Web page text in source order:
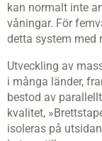
kan normalt inte
våningar. För
detta system med
Utveckling av
i många länder,
bestod av
kvalitet,
isoleras på